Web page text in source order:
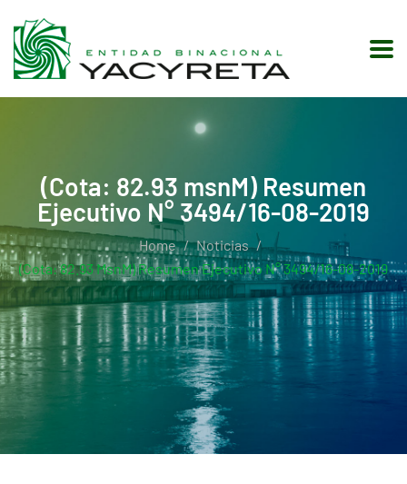
(Cota: 82.93 msnM) Resumen
Ejecutivo N° 3494/16-08-2019
Home
Noticias
(Cota: 82.93 MsnM) Resumen Ejecutivo N° 3494/16-08-2019